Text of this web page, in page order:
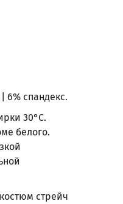
6% спандекс.
30°С.
белого.
стрейч